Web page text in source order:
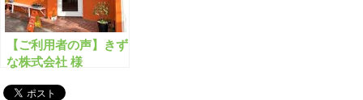
【ご利用者の声】きず
な株式会社 様